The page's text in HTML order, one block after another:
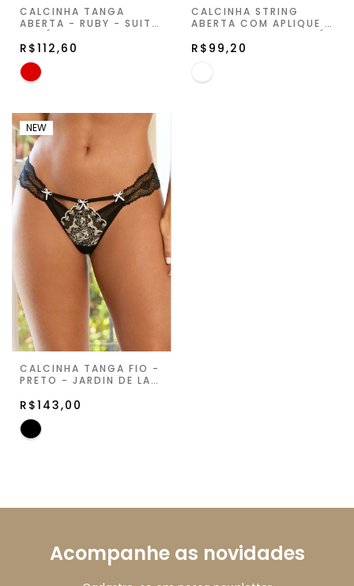
CALCINHA TANGA
ABERTA - RUBY - SUITE
PRIVÉ
R$112,60
CALCINHA STRING
ABERTA COM APLIQUE -
BRANCO - SUITE PRIVÉ
R$99,20
NEW
CALCINHA TANGA FIO -
PRETO - JARDIN DE LA
R$143,00
Acompanhe as novidades